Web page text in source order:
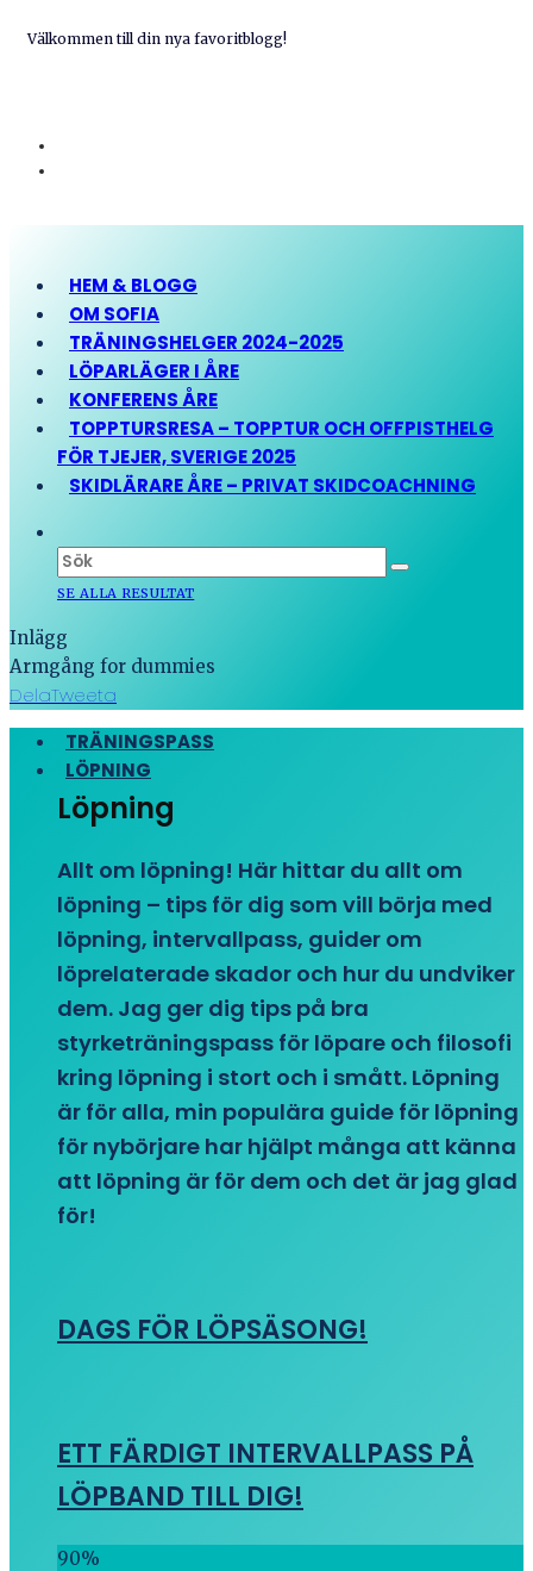
Välkommen till din nya favoritblogg!
HEM & BLOGG
OM SOFIA
TRÄNINGSHELGER 2024-2025
LÖPARLÄGER I ÅRE
KONFERENS ÅRE
TOPPTURSRESA – TOPPTUR OCH OFFPISTHELG
FÖR TJEJER, SVERIGE 2025
SKIDLÄRARE ÅRE – PRIVAT SKIDCOACHNING
SE ALLA RESULTAT
Inlägg
Armgång for dummies
DelaTweeta
TRÄNINGSPASS
LÖPNING
Löpning
Allt om löpning! Här hittar du allt om
löpning – tips för dig som vill börja med
löpning, intervallpass, guider om
löprelaterade skador och hur du undviker
dem. Jag ger dig tips på bra
styrketräningspass för löpare och filosofi
kring löpning i stort och i smått. Löpning
är för alla, min populära guide för löpning
för nybörjare har hjälpt många att känna
att löpning är för dem och det är jag glad
för!
DAGS FÖR LÖPSÄSONG!
ETT FÄRDIGT INTERVALLPASS PÅ
LÖPBAND TILL DIG!
90%